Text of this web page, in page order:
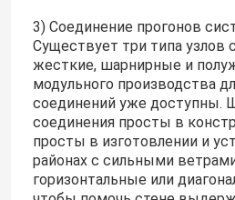
3) Соединение прогонов
Существует три типа узлов
жесткие, шарнирные и
модульного производства
соединений уже доступны.
соединения просты в
просты в изготовлении и
районах с сильными
горизонтальные или